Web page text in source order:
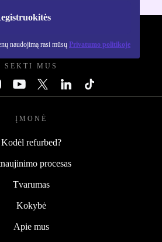
naudojimą rasi mūsų Privatumo politikoje
SEKTI MUS
ĮMONĖ
Kodėl refurbed?
procesas
Tvarumas
Kokybė
Apie mus